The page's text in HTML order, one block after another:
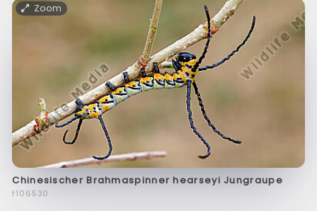
Zoom
Chinesischer Brahmaspinner hearseyi Jungraupe
f106530